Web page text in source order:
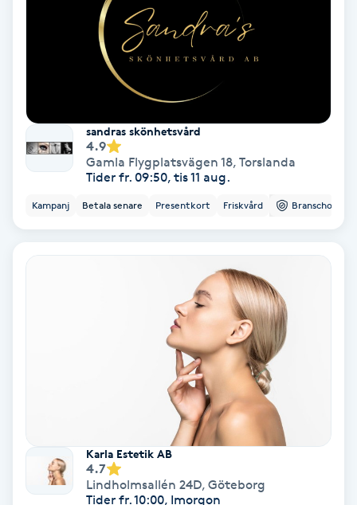
Fransförlängning Megavolym
Fransförlängning Volym
Fransk manikyr
Fransrengöring
Frisör
Funktionsanalys
sandras skönhetsvård
4.9
Gamla Flygplatsvägen 18, Torslanda
Tider fr. 09:50, tis 11 aug.
Kampanj Betala senare Presentkort Friskvård Branschorg.
Karla Estetik AB
4.7
Lindholmsallén 24D, Göteborg
Tider fr. 10:00, Imorgon